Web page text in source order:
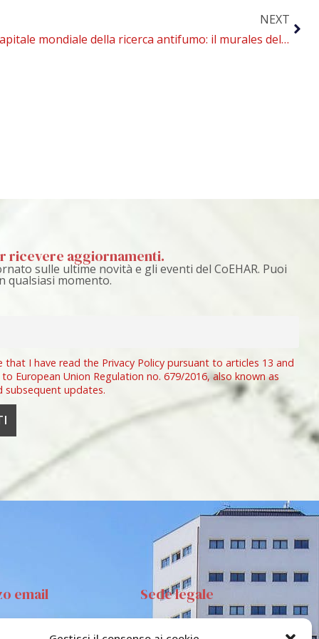
NEXT
Catania, capitale mondiale della ricerca antifumo: il murales del CoEHAR
ricevere aggiornamenti.
sulle ultime novità e gli eventi del CoEHAR. Puoi
qualsiasi momento.
that I have read the Privacy Policy pursuant to articles 13 and
European Union Regulation no. 679/2016, also known as
subsequent updates.
email Sede legale